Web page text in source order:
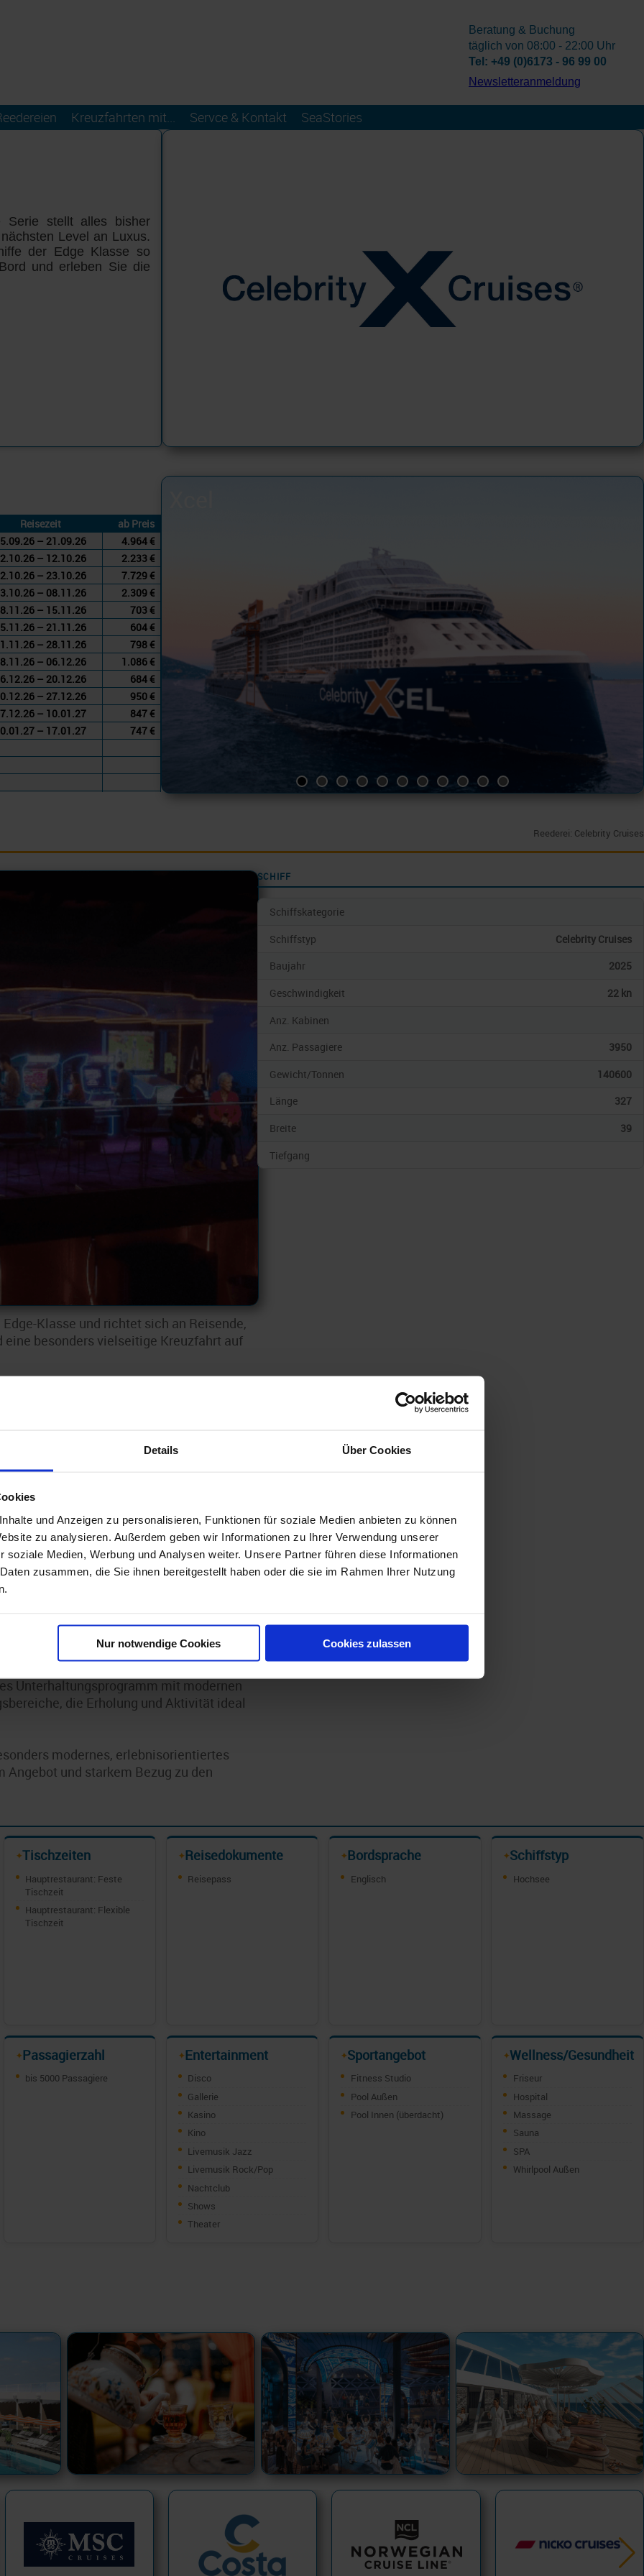
Details Über Cookies
und Anzeigen zu personalisieren, Funktionen für soziale Medien anbieten zu können
zu analysieren. Außerdem geben wir Informationen zu Ihrer Verwendung unserer
soziale Medien, Werbung und Analysen weiter. Unsere Partner führen diese Informationen
zusammen, die Sie ihnen bereitgestellt haben oder die sie im Rahmen Ihrer Nutzung
Nur notwendige Cookies Cookies zulassen
Kreuzfahrten mit... Servce & Kontakt SeaStories
Beratung & Buchung
täglich von 08:00 - 22:00 Uhr
Tel: +49 (0)6173 - 96 99 00
­Newsletteranmeldung
stellt alles bisher
Level an Luxus.
der Edge Klasse so
und erleben Sie die
Reisezeit
ab Preis
– 21.09.26
4.964 €
– 12.10.26
2.233 €
– 23.10.26
7.729 €
– 08.11.26
2.309 €
– 15.11.26
703 €
– 21.11.26
604 €
– 28.11.26
798 €
– 06.12.26
1.086 €
– 20.12.26
684 €
– 27.12.26
950 €
– 10.01.27
847 €
– 17.01.27 747 €
Reederei: Celebrity Cruises
Klasse und richtet sich an Reisende,
besonders vielseitige Kreuzfahrt auf
– ein mehrstöckiges, immersives
verbindet und sich je nach
die die jeweilige Destination direkt an
Garden sowie modern gestaltete
Genießen mit Blick auf das Meer und
Bars und Lounges mit
– und greift dabei internationale
für die Edge-Klasse typischen offenen
und durchdachte Raumlösungen
an Bord.
Unterhaltungsprogramm mit modernen
die Erholung und Aktivität ideal
modernes, erlebnisorientiertes
und starkem Bezug zu den
SCHIFF
Schiffskategorie
Schiffstyp
Celebrity Cruises
Baujahr
2025
Geschwindigkeit
22 kn
Anz. Kabinen
Anz. Passagiere
3950
Gewicht/Tonnen
140600
Länge
327
Breite
39
Tiefgang
✦Tischzeiten
Hauptrestaurant: Feste
Tischzeit
Hauptrestaurant: Flexible
Tischzeit
✦Reisedokumente
Reisepass
✦Bordsprache
Englisch
✦Schiffstyp
Hochsee
✦Passagierzahl
bis 5000 Passagiere
✦Entertainment
Disco
Gallerie
Kasino
Kino
Livemusik Jazz
Livemusik Rock/Pop
Nachtclub
Shows
Theater
✦Sportangebot
Fitness Studio
Pool Außen
Pool Innen (überdacht)
✦Wellness/Gesundheit
Friseur
Hospital
Massage
Sauna
SPA
Whirlpool Außen